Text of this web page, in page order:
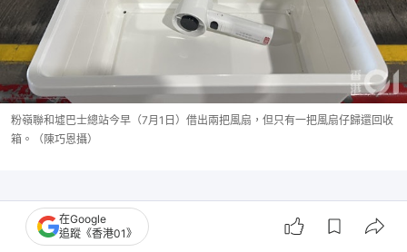
粉嶺聯和墟巴士總站今早（7月1日）借出兩把風扇，但只有一把風扇仔歸還回收
箱。（陳巧恩攝）
在Google
追蹤《香港01》